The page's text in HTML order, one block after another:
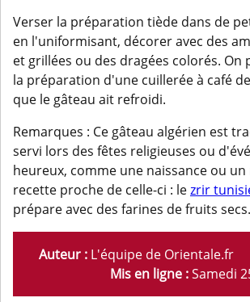
Verser la préparation tiède dans de
en l'uniformisant, décorer avec des
et grillées ou des dragées colorés.
la préparation d'une cuillerée à café
que le gâteau ait refroidi.
Remarques : Ce gâteau algérien est
servi lors des fêtes religieuses ou
heureux, comme une naissance ou
recette proche de celle-ci : lezrir
prépare avec des farines de fruits secs.
Auteur : L'équipe de Orientale.fr
Mis en ligne :Samedi